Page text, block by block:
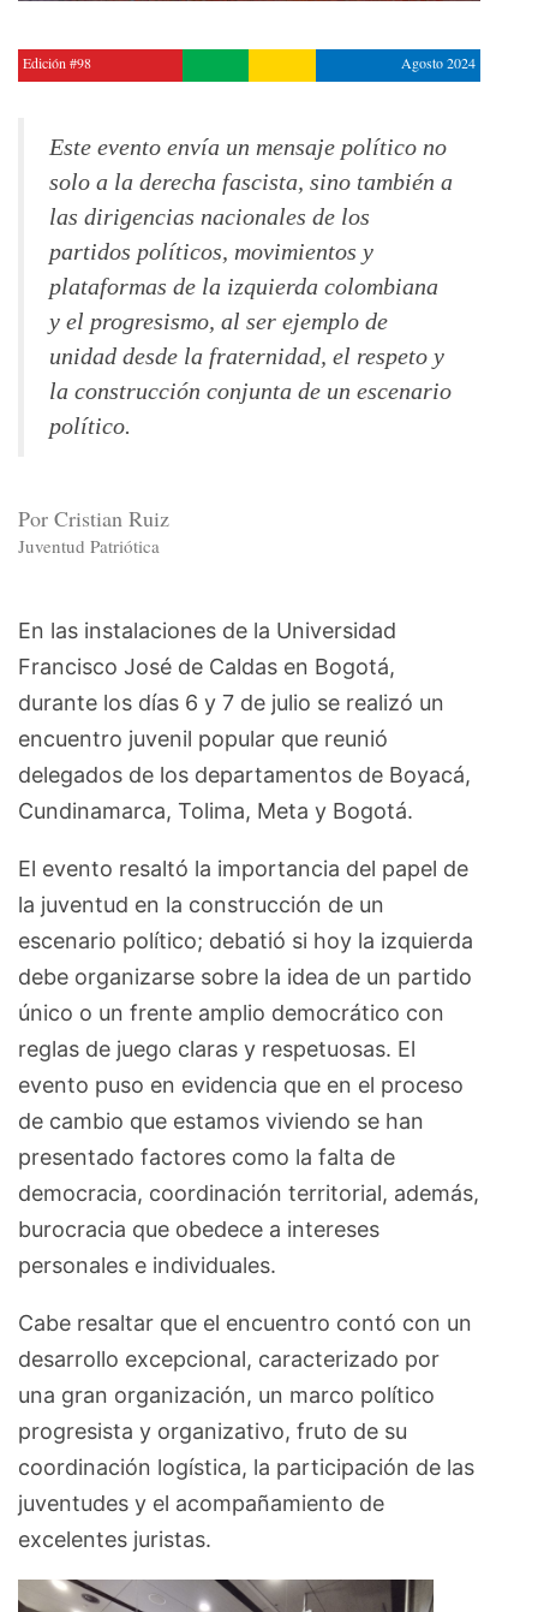
Edición #98 Agosto 2024
Este evento envía un mensaje político no
solo a la derecha fascista, sino también a
las dirigencias nacionales de los
partidos políticos, movimientos y
plataformas de la izquierda colombiana
y el progresismo, al ser ejemplo de
unidad desde la fraternidad, el respeto y
la construcción conjunta de un escenario
político.
Por Cristian Ruiz
Juventud Patriótica
En las instalaciones de la Universidad
Francisco José de Caldas en Bogotá,
durante los días 6 y 7 de julio se realizó un
encuentro juvenil popular que reunió
delegados de los departamentos de Boyacá,
Cundinamarca, Tolima, Meta y Bogotá.
El evento resaltó la importancia del papel de
la juventud en la construcción de un
escenario político; debatió si hoy la izquierda
debe organizarse sobre la idea de un partido
único o un frente amplio democrático con
reglas de juego claras y respetuosas. El
evento puso en evidencia que en el proceso
de cambio que estamos viviendo se han
presentado factores como la falta de
democracia, coordinación territorial, además,
burocracia que obedece a intereses
personales e individuales.
Cabe resaltar que el encuentro contó con un
desarrollo excepcional, caracterizado por
una gran organización, un marco político
progresista y organizativo, fruto de su
coordinación logística, la participación de las
juventudes y el acompañamiento de
excelentes juristas.